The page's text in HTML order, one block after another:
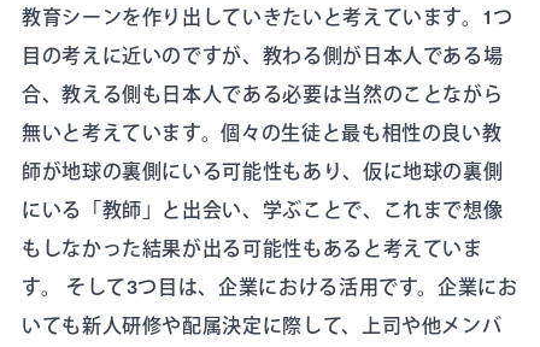
教育シーンを作り出していきたいと考えています。1つ
目の考えに近いのですが、教わる側が日本人である場
合、教える側も日本人である必要は当然のことながら
無いと考えています。個々の生徒と最も相性の良い教
師が地球の裏側にいる可能性もあり、仮に地球の裏側
にいる「教師」と出会い、学ぶことで、これまで想像
もしなかった結果が出る可能性もあると考えていま
す。 そして3つ目は、企業における活用です。企業にお
いても新人研修や配属決定に際して、上司や他メンバ